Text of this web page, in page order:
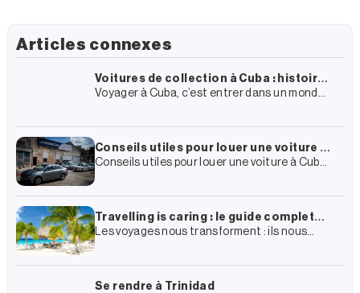
Articles connexes
Voitures de collection à Cuba : histoire,
itinéraires et comment vivre
Voyager à Cuba, c’est entrer dans un monde
Conseils utiles pour louer une voiture à
Cuba
Conseils utiles pour louer une voiture à Cuba
Dans votre projet de voyage à Cuba, vous
Travelling is caring : le guide complet
du groupe Enjoy Travel pour un
Les voyages nous transforment : ils nous
ouvrent l’esprit, nous mettent en contact
Se rendre à Trinidad